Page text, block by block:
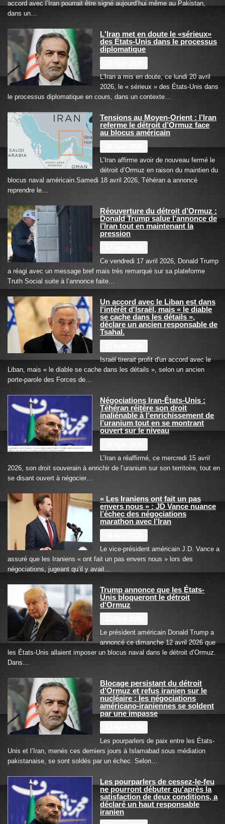
accord avec l’Iran pourrait être signé aujourd’hui même au Pakistan,
dans un…
L'Iran met en doute le «sérieux»
des États-Unis dans le processus
diplomatique
L'Iran a mis en doute, ce lundi 20 avril
2026, le « sérieux » des États-Unis dans
le processus diplomatique en cours, dans un contexte…
Tensions au Moyen-Orient : l’Iran
referme le détroit d’Ormuz face
au blocus américain
L’Iran affirme avoir de nouveau fermé le
détroit d’Ormuz en raison du maintien du
blocus naval américain.Samedi 18 avril 2026, Téhéran a annoncé
reprendre le…
Réouverture du détroit d’Ormuz :
Donald Trump salue l’annonce de
l’Iran tout en maintenant la
pression
Ce vendredi 17 avril 2026, Donald Trump
a réagi avec un message bref mais très remarqué sur sa plateforme
Truth Social suite à l’annonce faite…
Un accord avec le Liban est dans
l'intérêt d'Israël, mais « le diable
se cache dans les détails »,
déclare un ancien responsable de
Tsahal.
Israël tirerait profit d'un accord avec le
Liban, mais « le diable se cache dans les détails », selon un ancien
porte-parole des Forces de…
Négociations Iran-États-Unis :
Téhéran réitère son droit
inaliénable à l’enrichissement de
l’uranium tout en se montrant
ouvert sur le niveau
L’Iran a réaffirmé, ce mercredi 15 avril
2026, son droit souverain à enrichir de l’uranium sur son territoire, tout en
se disant ouvert à négocier…
« Les Iraniens ont fait un pas
envers nous » : JD Vance nuance
l’échec des négociations
marathon avec l’Iran
Le vice-président américain J.D. Vance a
assuré que les Iraniens « ont fait un pas envers nous » lors des
négociations, jugeant qu’il y avait…
Trump annonce que les États-
Unis bloqueront le détroit
d'Ormuz
Le président américain Donald Trump a
annoncé ce dimanche 12 avril 2026 que
les États-Unis allaient imposer un blocus naval dans le détroit d’Ormuz.
Dans…
Blocage persistant du détroit
d’Ormuz et refus iranien sur le
nucléaire : les négociations
américano-iraniennes se soldent
par une impasse
Les pourparlers de paix entre les États-
Unis et l’Iran, menés ces derniers jours à Islamabad sous médiation
pakistanaise, se sont soldés par un échec. Selon…
Les pourparlers de cessez-le-feu
ne pourront débuter qu'après la
satisfaction de deux conditions, a
déclaré un haut responsable
iranien